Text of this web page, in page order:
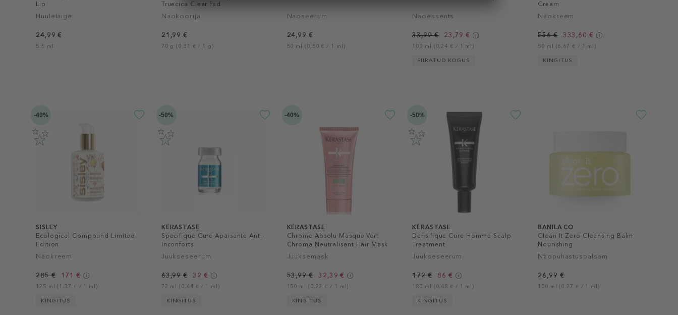
Lip
Huuleläige
24,99 €
5.5 ml
Truecica Clear Pad
Näokoorija
21,99 €
70 g (0,31 € / 1 g)
Näoseerum
24,99 €
50 ml (0,50 € / 1 ml)
Näoessents
33,99 € 23,79 €
100 ml (0,24 € / 1 ml)
PIIRATUD KOGUS
Cream
Näokreem
556 € 333,60 €
50 ml (6,67 € / 1 ml)
KINGITUS
-40%
SISLEY
Ecological Compound Limited
Edition
Näokreem
285 € 171 €
125 ml (1,37 € / 1 ml)
KINGITUS
-50%
KÉRASTASE
Specifique Cure Apaisante Anti-
Inconforts
Juukseseerum
63,99 € 32 €
72 ml (0,44 € / 1 ml)
KINGITUS
-40%
KÉRASTASE
Chrome Absolu Masque Vert
Chroma Neutralisant Hair Mask
Juuksemask
53,99 € 32,39 €
150 ml (0,22 € / 1 ml)
KINGITUS
-50%
KÉRASTASE
Densifique Cure Homme Scalp
Treatment
Juukseseerum
172 € 86 €
180 ml (0,48 € / 1 ml)
KINGITUS
BANILA CO
Clean It Zero Cleansing Balm
Nourishing
Näopuhastuspalsam
26,99 €
100 ml (0,27 € / 1 ml)